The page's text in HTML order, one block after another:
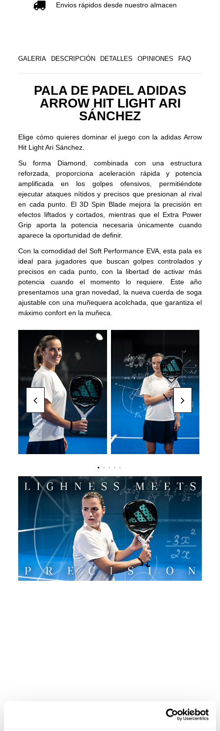
Envios rápidos desde nuestro almacen
GALERIA DESCRIPCIÓN DETALLES OPINIONES FAQ
PALA DE PADEL ADIDAS
ARROW HIT LIGHT ARI
SÁNCHEZ
Elige cómo quieres dominar el juego con la adidas Arrow
Hit Light Ari Sánchez.
Su forma Diamond, combinada con una estructura
reforzada, proporciona aceleración rápida y potencia
amplificada en los golpes ofensivos, permitiéndote
ejecutar ataques nítidos y precisos que presionan al rival
en cada punto. El 3D Spin Blade mejora la precisión en
efectos liftados y cortados, mientras que el Extra Power
Grip aporta la potencia necesaria únicamente cuando
aparece la oportunidad de definir.
Con la comodidad del Soft Performance EVA, esta pala es
ideal para jugadores que buscan golpes controlados y
precisos en cada punto, con la libertad de activar más
potencia cuando el momento lo requiere. Este año
presentamos una gran novedad, la nueva cuerda de soga
ajustable con una muñequera acolchada, que garantiza el
máximo confort en la muñeca.